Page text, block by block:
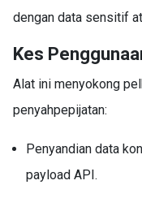
dengan data sensitif
Kes
Alat ini menyokong
penyahpepijatan:
Penyandian data
payload API.